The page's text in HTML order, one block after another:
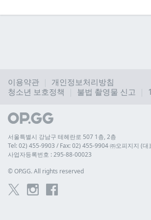
이용약관
개인정보처리방침
청소년 보호정책
불법 촬영물 신고
서울특별시 강남구 테헤란로 507 1층, 2층
Tel: 02) 455-9903 / Fax: 02) 455-9904 ㈜오피지지 (대
사업자등록번호 : 295-88-00023
© OP.GG. All rights reserved